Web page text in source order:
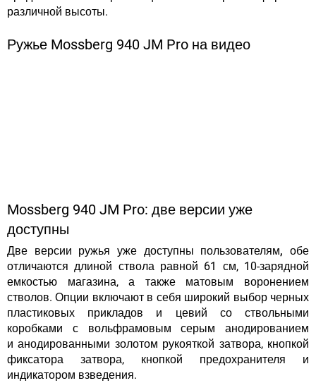
различной высоты.
Ружье Mossberg 940 JM Pro на видео
Mossberg 940 JM Pro: две версии уже
доступны
Две версии ружья уже доступны пользователям, обе
отличаются длиной ствола равной 61 см, 10-зарядной
емкостью магазина, а также матовым воронением
стволов. Опции включают в себя широкий выбор черных
пластиковых прикладов и цевий со ствольными
коробками с вольфрамовым серым анодированием
и анодированными золотом рукояткой затвора, кнопкой
фиксатора затвора, кнопкой предохранителя и
индикатором взведения.